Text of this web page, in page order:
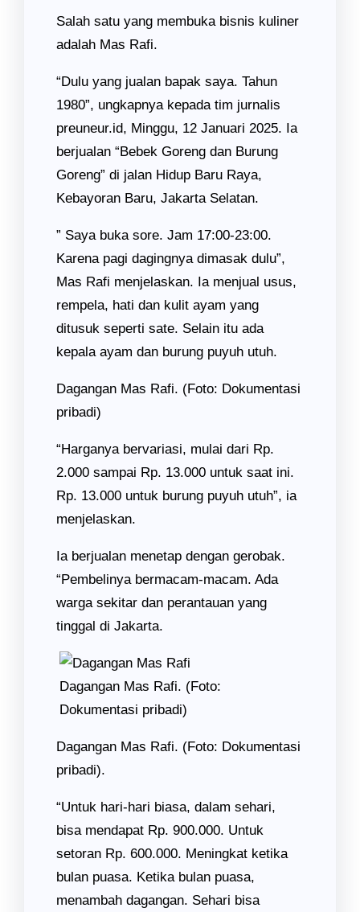
Salah satu yang membuka bisnis kuliner
adalah Mas Rafi.
“Dulu yang jualan bapak saya. Tahun
1980”, ungkapnya kepada tim jurnalis
preuneur.id, Minggu, 12 Januari 2025. Ia
berjualan “Bebek Goreng dan Burung
Goreng” di jalan Hidup Baru Raya,
Kebayoran Baru, Jakarta Selatan.
” Saya buka sore. Jam 17:00-23:00.
Karena pagi dagingnya dimasak dulu”,
Mas Rafi menjelaskan. Ia menjual usus,
rempela, hati dan kulit ayam yang
ditusuk seperti sate. Selain itu ada
kepala ayam dan burung puyuh utuh.
Dagangan Mas Rafi. (Foto: Dokumentasi
pribadi)
“Harganya bervariasi, mulai dari Rp.
2.000 sampai Rp. 13.000 untuk saat ini.
Rp. 13.000 untuk burung puyuh utuh”, ia
menjelaskan.
Ia berjualan menetap dengan gerobak.
“Pembelinya bermacam-macam. Ada
warga sekitar dan perantauan yang
tinggal di Jakarta.
Dagangan Mas Rafi. (Foto:
Dokumentasi pribadi)
Dagangan Mas Rafi. (Foto: Dokumentasi
pribadi).
“Untuk hari-hari biasa, dalam sehari,
bisa mendapat Rp. 900.000. Untuk
setoran Rp. 600.000. Meningkat ketika
bulan puasa. Ketika bulan puasa,
menambah dagangan. Sehari bisa